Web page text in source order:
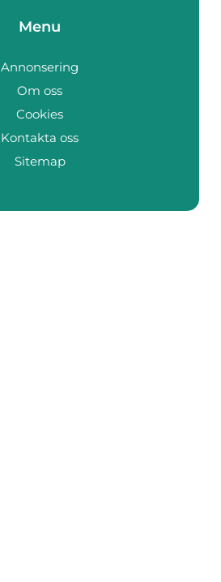
Menu
Annonsering
Om oss
Cookies
Kontakta oss
Sitemap